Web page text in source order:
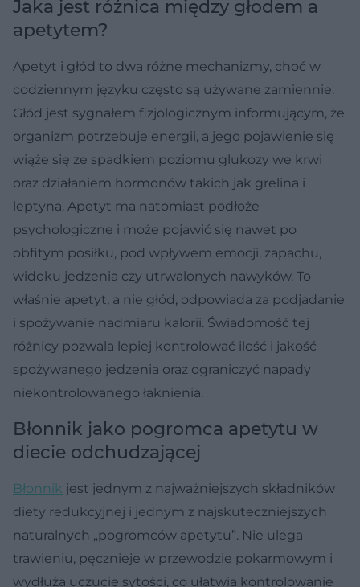
Jaka jest różnica między głodem a
apetytem?
Apetyt i głód to dwa różne mechanizmy, choć w
codziennym języku często są używane zamiennie.
Głód jest sygnałem fizjologicznym informującym, że
organizm potrzebuje energii, a jego pojawienie się
wiąże się ze spadkiem poziomu glukozy we krwi
oraz działaniem hormonów takich jak grelina i
leptyna. Apetyt ma natomiast podłoże
psychologiczne i może pojawić się nawet po
obfitym posiłku, pod wpływem emocji, zapachu,
widoku jedzenia czy utrwalonych nawyków. To
właśnie apetyt, a nie głód, odpowiada za podjadanie
i spożywanie nadmiaru kalorii. Świadomość tej
różnicy pozwala lepiej kontrolować ilość i jakość
spożywanego jedzenia oraz ograniczyć napady
niekontrolowanego łaknienia.
Błonnik jako pogromca apetytu w
diecie odchudzającej
Błonnik jest jednym z najważniejszych składników
diety redukcyjnej i jednym z najskuteczniejszych
naturalnych „pogromców apetytu”. Nie ulega
trawieniu, pęcznieje w przewodzie pokarmowym i
wydłuża uczucie sytości, co ułatwia kontrolowanie